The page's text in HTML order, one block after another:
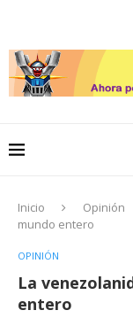
Inicio Opinión
mundo entero
OPINIÓN
La
entero